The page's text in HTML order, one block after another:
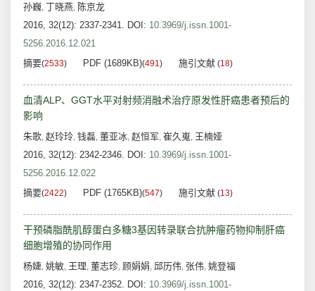
孙巍, 丁晓燕, 陈京龙
2016, 32(12): 2337-2341. DOI: 10.3969/j.issn.1001-
5256.2016.12.021
摘要(2533) PDF (1689KB)(491) 施引文献 (18)
血清ALP、GGT水平对射频消融术治疗原发性肝癌患者预后的
影响
朱歌, 赵玲玲, 钱磊, 董亚冰, 赵恒军, 崔久嵬, 王楠娅
2016, 32(12): 2342-2346. DOI: 10.3969/j.issn.1001-
5256.2016.12.022
摘要(2422) PDF (1765KB)(547) 施引文献 (13)
干预磷脂酰肌醇蛋白多糖3基因转录联合抗肿瘤药物抑制肝癌
细胞增殖的协同作用
杨婕, 姚敏, 王理, 董志珍, 顾娟娟, 邱历伟, 张伟, 姚登福
2016, 32(12): 2347-2352. DOI: 10.3969/j.issn.1001-